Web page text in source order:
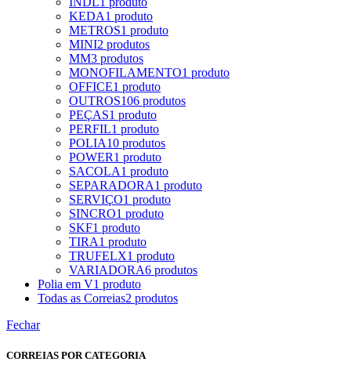
KEDA1 produto
METROS1 produto
MINI2 produtos
MM3 produtos
MONOFILAMENTO1 produto
OFFICE1 produto
OUTROS106 produtos
PEÇAS1 produto
PERFIL1 produto
POLIA10 produtos
POWER1 produto
SACOLA1 produto
SEPARADORA1 produto
SERVIÇO1 produto
SINCRO1 produto
SKF1 produto
TIRA1 produto
TRUFELX1 produto
VARIADORA6 produtos
Polia em V1 produto
Todas as Correias2 produtos
Fechar
CORREIAS POR CATEGORIA